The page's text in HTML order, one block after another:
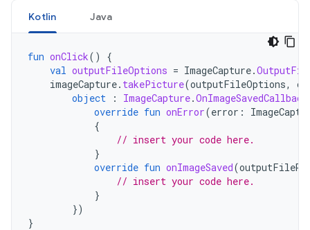
Kotlin Java
fun onClick()
{
val outputFileOptions = ImageCapture.
imageCapture. takePicture(outputFileOptions,
object
: ImageCapture.OnImageSavedCallback
override fun onError(error :
{
// insert your code here.
}
override fun onImageSaved(
// insert your code here.
}
})
}